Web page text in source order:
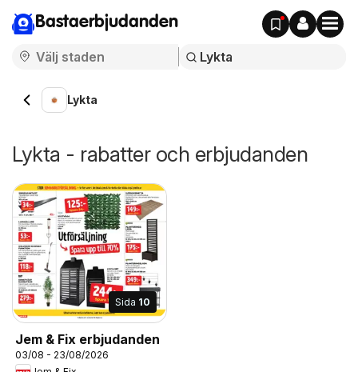
Bastaerbjudanden
Lykta
Lykta - rabatter och erbjudanden
Sida 10
Jem & Fix erbjudanden
03/08 - 23/08/2026